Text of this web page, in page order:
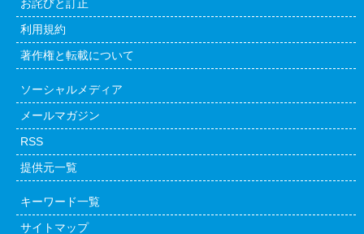
お詫びと訂正
利用規約
著作権と転載について
ソーシャルメディア
メールマガジン
RSS
提供元一覧
キーワード一覧
サイトマップ